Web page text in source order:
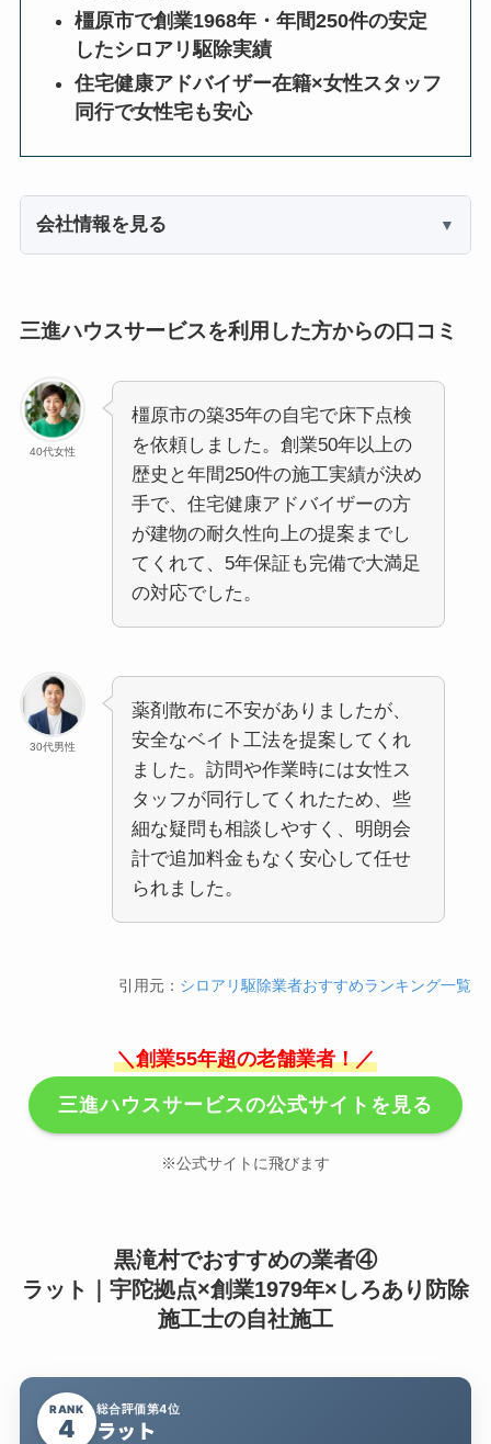
橿原市で創業1968年・年間250件の安定
したシロアリ駆除実績
住宅健康アドバイザー在籍×女性スタッフ
同行で女性宅も安心
会社情報を見る
三進ハウスサービスを利用した方からの口コミ
40代女性
橿原市の築35年の自宅で床下点検
を依頼しました。創業50年以上の
歴史と年間250件の施工実績が決め
手で、住宅健康アドバイザーの方
が建物の耐久性向上の提案までし
てくれて、5年保証も完備で大満足
の対応でした。
30代男性
薬剤散布に不安がありましたが、
安全なベイト工法を提案してくれ
ました。訪問や作業時には女性ス
タッフが同行してくれたため、些
細な疑問も相談しやすく、明朗会
計で追加料金もなく安心して任せ
られました。
引用元： シロアリ駆除業者おすすめランキング一覧
＼創業55年超の老舗業者！／
三進ハウスサービスの公式サイトを見る
※公式サイトに飛びます
黒滝村でおすすめの業者④
ラット｜宇陀拠点×創業1979年×しろあり防除
施工士の自社施工
RANK
4
総合評価第4位
ラット